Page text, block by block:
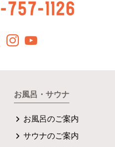
757-1126
お風呂・サウナ
お風呂のご案内
サウナのご案内